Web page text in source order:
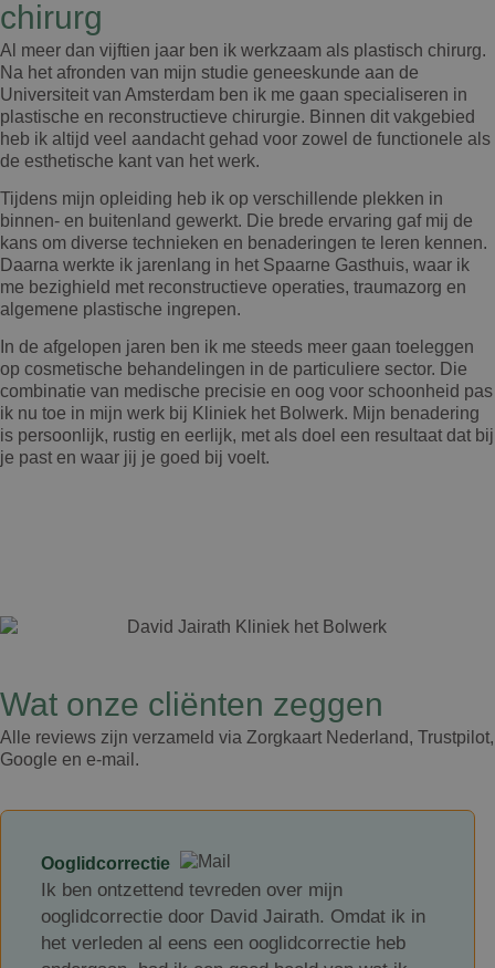
chirurg
Al meer dan vijftien jaar ben ik werkzaam als plastisch chirurg.
Na het afronden van mijn studie geneeskunde aan de
Universiteit van Amsterdam ben ik me gaan specialiseren in
plastische en reconstructieve chirurgie. Binnen dit vakgebied
heb ik altijd veel aandacht gehad voor zowel de functionele als
de esthetische kant van het werk.
Tijdens mijn opleiding heb ik op verschillende plekken in
binnen- en buitenland gewerkt. Die brede ervaring gaf mij de
kans om diverse technieken en benaderingen te leren kennen.
Daarna werkte ik jarenlang in het Spaarne Gasthuis, waar ik
me bezighield met reconstructieve operaties, traumazorg en
algemene plastische ingrepen.
In de afgelopen jaren ben ik me steeds meer gaan toeleggen
op cosmetische behandelingen in de particuliere sector. Die
combinatie van medische precisie en oog voor schoonheid pas
ik nu toe in mijn werk bij Kliniek het Bolwerk. Mijn benadering
is persoonlijk, rustig en eerlijk, met als doel een resultaat dat bij
je past en waar jij je goed bij voelt.
Wat onze cliënten zeggen​
Alle reviews zijn verzameld via Zorgkaart Nederland, Trustpilot,
Google en e-mail.
Ooglidcorrectie
Ik ben ontzettend tevreden over mijn
ooglidcorrectie door David Jairath. Omdat ik in
het verleden al eens een ooglidcorrectie heb